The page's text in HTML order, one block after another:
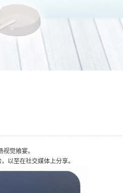
觉飨宴。
以至在社交媒体上分享。